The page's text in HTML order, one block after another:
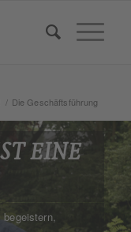
/ Die Geschäftsführung
EINE
begeistern,